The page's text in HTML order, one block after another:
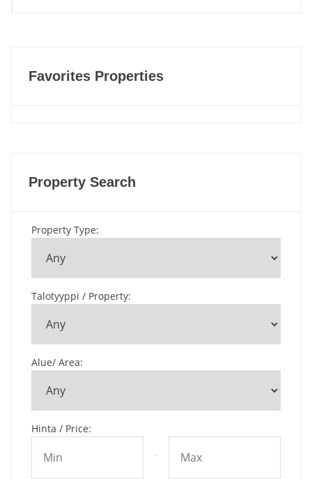
Favorites Properties
Property Search
Property Type:
Talotyyppi / Property:
Alue/ Area:
Hinta / Price:
-